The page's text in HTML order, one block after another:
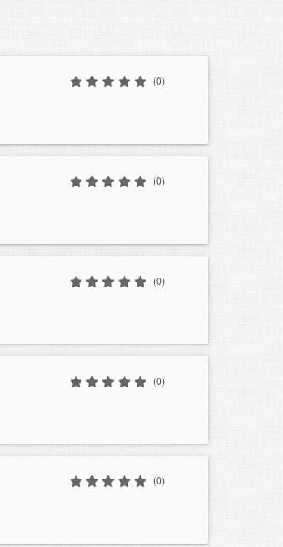
(0)
(0)
(0)
(0)
(0)